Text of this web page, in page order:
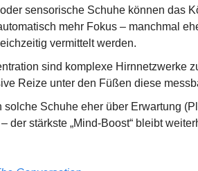
sensorische Schuhe können das
mehr Fokus – manchmal
vermittelt werden.
sind komplexe Hirnnetzwerke
Reize unter den Füßen diese
solche Schuhe eher über Erwartung
der stärkste „Mind-Boost“ bleibt